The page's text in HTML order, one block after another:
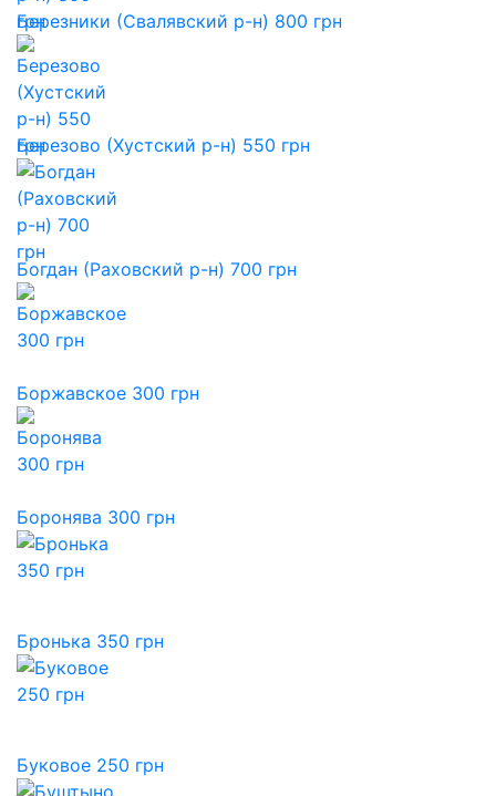
Березники (Свалявский р-н) 800 грн
Березово (Хустский р-н) 550 грн
Богдан (Раховский р-н) 700 грн
Боржавское 300 грн
Боронява 300 грн
Бронька 350 грн
Буковое 250 грн